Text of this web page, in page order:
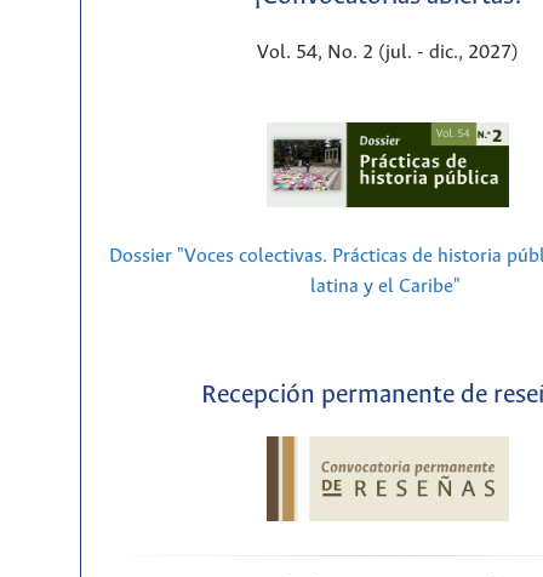
Vol. 54, No. 2 (jul. - dic., 2027)
Dossier "Voces colectivas. Prácticas de historia
latina y el Caribe"
Recepción permanente de